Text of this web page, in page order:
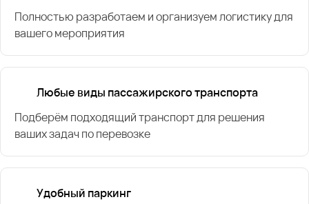
Полностью разработаем и организуем логистику для
вашего мероприятия
Любые виды пассажирского транспорта
Подберём подходящий транспорт для решения
ваших задач по перевозке
Удобный паркинг